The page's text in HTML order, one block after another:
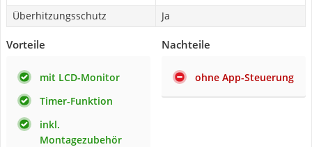
Überhitzungsschutz
Ja
Vorteile
mit LCD-Monitor
Timer-Funktion
inkl.
Montagezubehör
Nachteile
ohne App-Steuerung